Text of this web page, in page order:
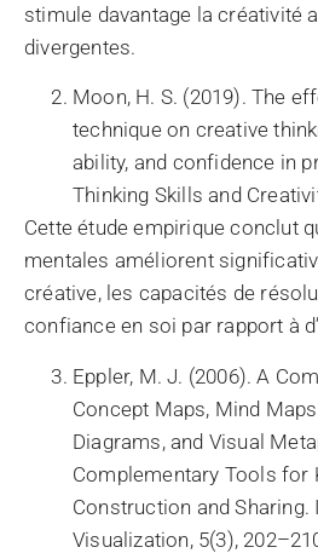
stimule davantage la créativité
divergentes.
Moon, H. S. (2019). The
technique on creative
ability, and confidence in
Thinking Skills and
Cette étude empirique conclut
mentales améliorent
créative, les capacités de
confiance en soi par rapport à
Eppler, M. J. (2006). A
Concept Maps, Mind
Diagrams, and Visual
Complementary Tools for
Construction and
Visualization, 5(3),